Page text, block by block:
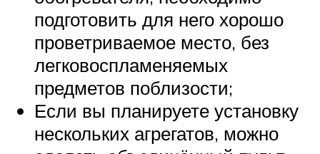
подготовить для него хорошо
проветриваемое место, без
легковоспламеняемых
предметов поблизости;
Если вы планируете установку
нескольких агрегатов, можно